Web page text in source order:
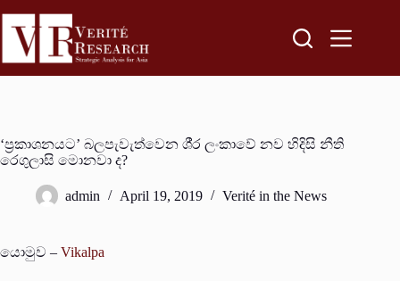
‘ප‍්‍රකාශනයට’ බලපැවැත්වෙන ශී‍්‍ර ලංකාවේ නව හිදිසි නීති
රෙගුලාසි මොනවා ද?
admin April 19, 2019 Verité in the News
යොමුව – Vikalpa